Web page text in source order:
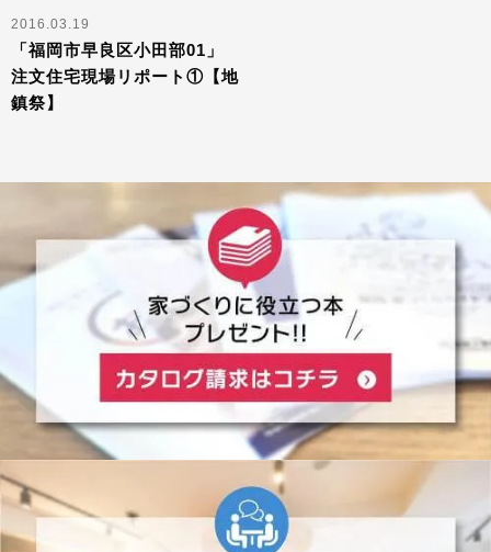
2016.03.19
「福岡市早良区小田部01」
注文住宅現場リポート①【地
鎮祭】